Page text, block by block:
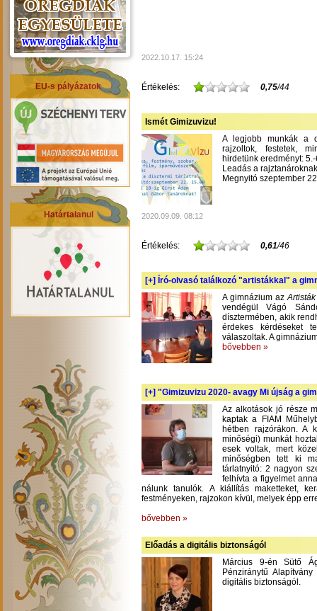
EU-s pályázatok
Határtalanul
2022.10.17. 15:24
Értékelés: 0,75/44
Ismét Gimizuvizu!
A legjobb munkák a
rajzoltok, festetek,
hirdetünk eredményt:
Leadás a
Megnyitó szeptember
2020.09.09. 08:12
Értékelés: 0,61/46
[+] Író-olvasó találkozó "artistákkal" a
A gimnázium az
vendégül Vágó
dísztermében, akik
érdekes kérdéseket
válaszoltak. A
bővebben »
[+] "Gimizuvizu 2020- avagy Mi újság a
Az alkotások jó része
kaptak a FIAM
hétben rajzórákon. A
minőségi) munkát
esek voltak, mert
minőségben tett ki
tárlatnyitó: 2 nagyon
felhívta a figyelmet
nálunk tanulók. A kiállítás maketteket,
festményeken, rajzokon kívül, melyek épp
bővebben »
Előadás a digitális biztonságól
Március 9-én Sütő
Pénziránytű
digitális biztonságól.